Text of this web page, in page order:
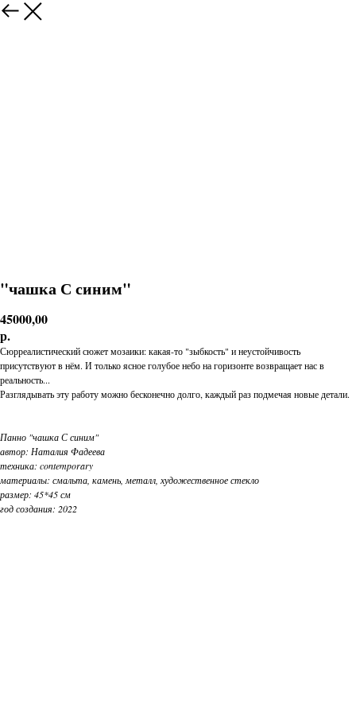
"чашка С синим"
45000,00
р.
Сюрреалистический сюжет мозаики: какая-то "зыбкость" и неустойчивость
присутствуют в нём. И только ясное голубое небо на горизонте возвращает нас в
реальность...
Разглядывать эту работу можно бесконечно долго, каждый раз подмечая новые детали.
Панно "чашка С синим"
автор: Наталия Фадеева
техника: contemporary
материалы: смальта, камень, металл, художественное стекло
размер: 45*45 см
год создания: 2022